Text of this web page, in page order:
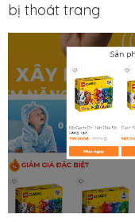
bị thoát trang